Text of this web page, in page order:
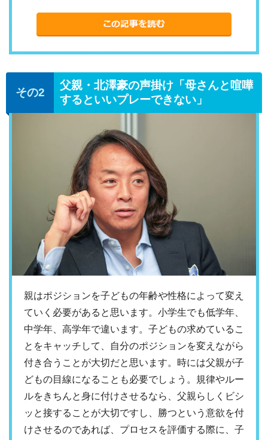
父親・北澤豪の声掛け「母さんと喧嘩
するといいプレーできない」
親はポジションを子どもの年齢や性格によって変え
ていく必要があると思います。小学生でも低学年、
中学年、高学年で違います。子どもの求めているこ
とをキャッチして、自分のポジションを変えながら
付き合うことが大切だと思います。時には父親が子
どもの目線になることも必要でしょう。規律やルー
ルをきちんと身に付けさせるなら、父親らしくビシ
ッと接することが大切ですし、勝つという意欲を付
けさせるのであれば、プロセスを評価する際に、子